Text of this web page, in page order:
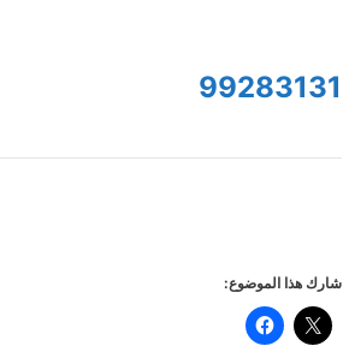
99283131
شارك هذا الموضوع: